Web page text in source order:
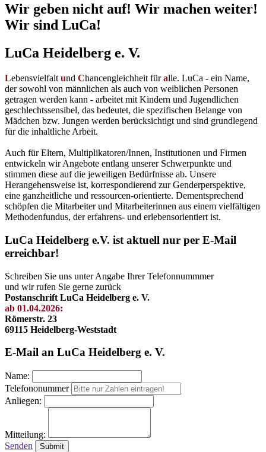
Wir geben nicht auf! Wir machen weiter!
Wir sind LuCa!
LuCa Heidelberg e. V.
Lebensvielfalt und Chancengleichheit füralle. LuCa - ein Name,
der sowohl von männlichen als auch von weiblichen Personen
getragen werden kann - arbeitet mit Kindern und Jugendlichen
geschlechtssensibel, das bedeutet, die spezifischen Belange von
Mädchen bzw. Jungen werden berücksichtigt und sind grundlegend
für die inhaltliche Arbeit.
Auch für Eltern, Multiplikatoren/Innen, Institutionen und Firmen
entwickeln wir Angebote entlang unserer Schwerpunkte und
stimmen diese auf die jeweiligen Bedürfnisse ab. Unsere
Herangehensweise ist, korrespondierend zur Genderperspektive,
eine ganzheitliche und ressourcen-orientierte. Dementsprechend
schöpfen die Mitarbeiter und Mitarbeiterinnen aus einem vielfältigen
Methodenfundus, der erfahrens- und erlebensorientiert ist.
LuCa Heidelberg e.V. ist aktuell nur per E-Mail
erreichbar!
Schreiben Sie uns unter Angabe Ihrer Telefonnummmer
und wir rufen Sie gerne zurück
Postanschrift LuCa Heidelberg e. V.
ab 01.04.2026:
Römerstr. 23
69115 Heidelberg-Weststadt
E-Mail an LuCa Heidelberg e. V.
Name:
Telefononummer
Anliegen:
Mitteilung:
Senden